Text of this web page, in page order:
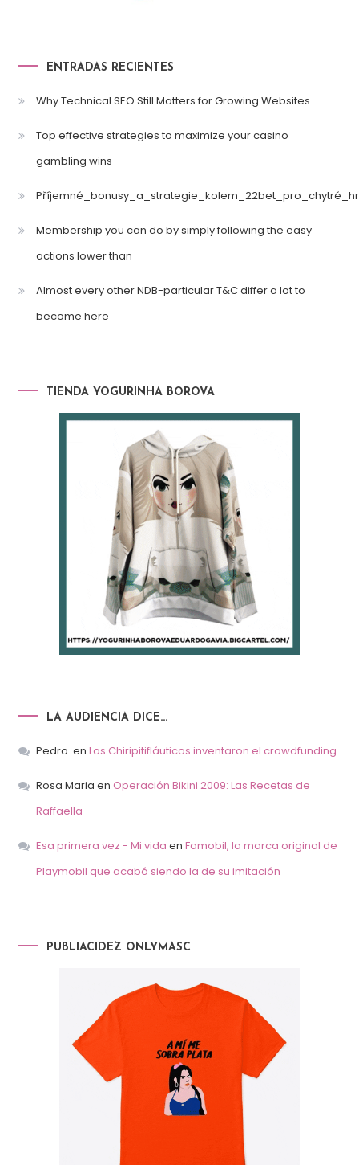
ENTRADAS RECIENTES
Why Technical SEO Still Matters for Growing Websites
Top effective strategies to maximize your casino
gambling wins
Membership you can do by simply following the easy
actions lower than
Almost every other NDB-particular T&C differ a lot to
become here
TIENDA YOGURINHA BOROVA
LA AUDIENCIA DICE…
Pedro. en Los Chiripitifláuticos inventaron el crowdfunding
Rosa Maria en Operación Bikini 2009: Las Recetas de
Raffaella
Esa primera vez - Mi vida en Famobil, la marca original de
Playmobil que acabó siendo la de su imitación
PUBLIACIDEZ ONLYMASC